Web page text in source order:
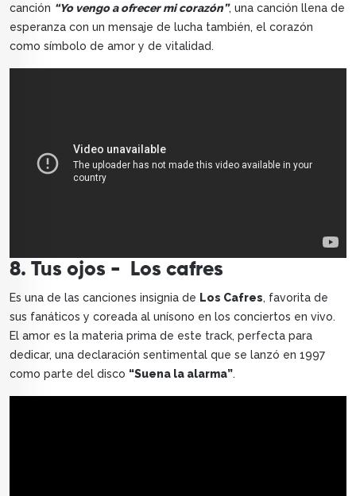
canción “Yo vengo a ofrecer mi corazón”, una canción llena de
esperanza con un mensaje de lucha también, el corazón
como símbolo de amor y de vitalidad.
8. Tus ojos - Los cafres
Es una de las canciones insignia de Los Cafres, favorita de
sus fanáticos y coreada al unísono en los conciertos en vivo.
El amor es la materia prima de este track, perfecta para
dedicar, una declaración sentimental que se lanzó en 1997
como parte del disco “Suena la alarma”.